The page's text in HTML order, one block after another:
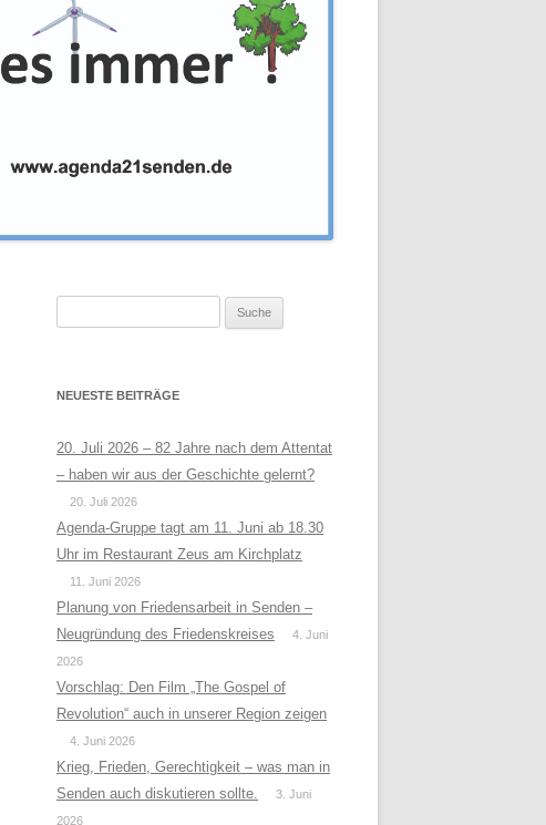
NEUESTE BEITRÄGE
20. Juli 2026 – 82 Jahre nach dem Attentat
– haben wir aus der Geschichte gelernt?
20. Juli 2026
Agenda-Gruppe tagt am 11. Juni ab 18.30
Uhr im Restaurant Zeus am Kirchplatz
11. Juni 2026
Planung von Friedensarbeit in Senden –
Neugründung des Friedenskreises
4. Juni
2026
Vorschlag: Den Film „The Gospel of
Revolution“ auch in unserer Region zeigen
4. Juni 2026
Krieg, Frieden, Gerechtigkeit – was man in
Senden auch diskutieren sollte.
3. Juni
2026